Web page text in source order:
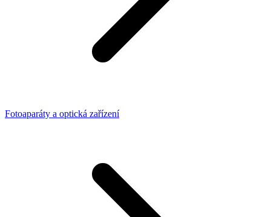
Fotoaparáty a optická zařízení